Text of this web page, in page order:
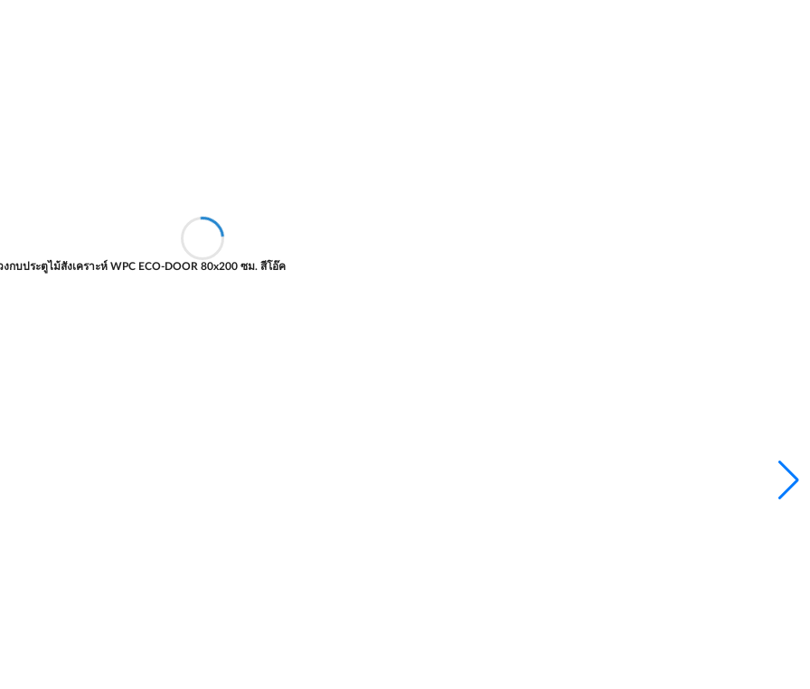
งกบประตูไม้สังเคราะห์ WPC ECO-DOOR 80x200 ซม. สีโอ๊ค